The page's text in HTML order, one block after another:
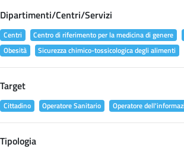
Dipartimenti/Centri/Servizi
Centri Centro di riferimento per la medicina di genere
Obesità
Sicurezza chimico-tossicologica degli alimenti
Target
Cittadino Operatore Sanitario Operatore
Tipologia